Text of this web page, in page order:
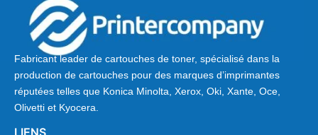
Fabricant leader de cartouches de toner, spécialisé dans la
production de cartouches pour des marques d’imprimantes
réputées telles que Konica Minolta, Xerox, Oki, Xante, Oce,
Olivetti et Kyocera.
LIENS